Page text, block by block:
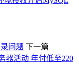
问题 下一篇
器活动 年付低至220